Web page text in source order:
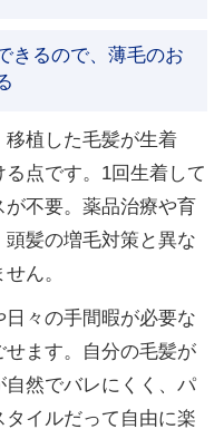
きるので、薄毛のお
植した毛髪が生着
点です。1回生着して
が不要。薬品治療や育
髪の増毛対策と異な
ん。
々の手間暇が必要な
ます。自分の毛髪が
然でバレにくく、パ
イルだって自由に楽